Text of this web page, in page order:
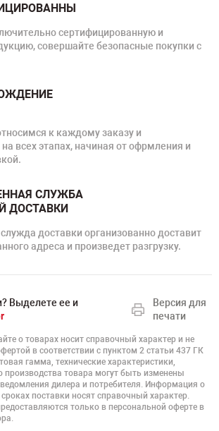
сертифицированную и
совершайте безопасные покупки с
к каждому заказу и
всех этапах, начиная от офрмления и
СЛУЖБА
ДОСТАВКИ
доставки организованно доставит
адреса и произведет разгрузку.
Выделете ее и
Версия для
печати
о товарах носит справочный характер и не
в соответствии с пунктом 2 статьи 437 ГК
гамма, технические характеристики,
производства товара могут быть изменены
дилера и потребителя. Информация о
поставки носят справочный характер.
только в персональной оферте в